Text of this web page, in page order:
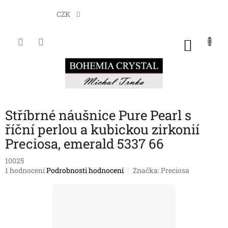
CZK
Stříbrné náušnice Pure Pearl s
říční perlou a kubickou zirkonií
Preciosa, emerald 5337 66
10025
Průměrné
1 hodnoceníPodrobnosti hodnocení Značka:Preciosa